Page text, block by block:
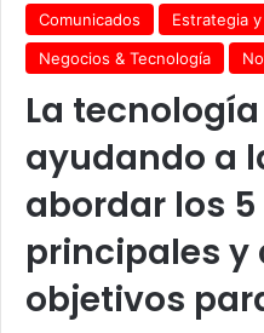
Comunicados
Estrategia
Negocios & Tecnología
La
ayudando a
abordar los
principales y
objetivos